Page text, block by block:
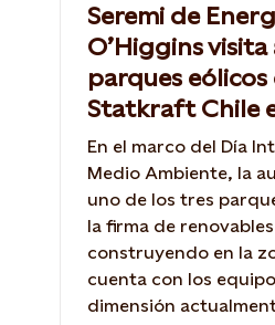
Seremi de
O’Higgins visita
parques eólicos
Statkraft Chile
En el marco del Día
Medio Ambiente, la
uno de los tres
la firma de
construyendo en la
cuenta con los
dimensión